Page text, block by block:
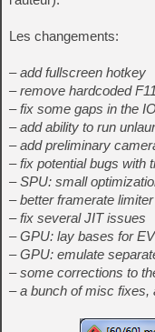
Les changements:
– add fullscreen hotkey
– remove hardcoded
– fix some gaps in the
– add ability to run
– add preliminary
– fix potential bugs with
– SPU: small
– better framerate limiter
– fix several JIT issues
– GPU: lay bases for
– GPU: emulate
– some corrections to
– a bunch of misc fixes,